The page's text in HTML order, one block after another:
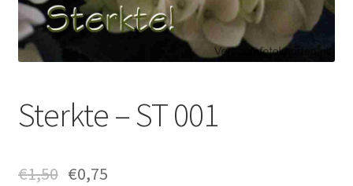
Sterkte – ST 001
€1,50 €0,75